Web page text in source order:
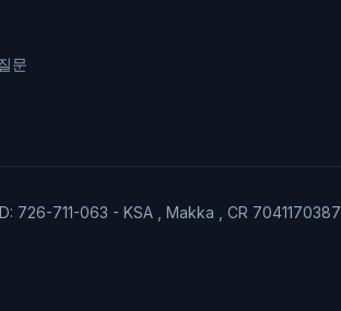
문
726-711-063 - KSA , Makka , CR 7041170387